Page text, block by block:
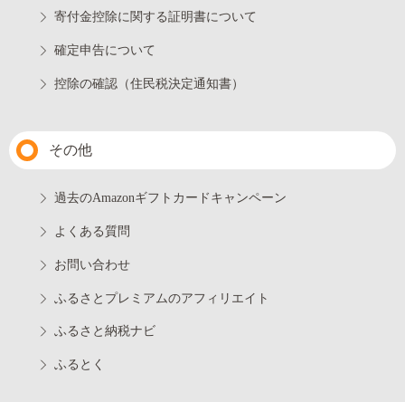
寄付金控除に関する証明書について
確定申告について
控除の確認（住民税決定通知書）
その他
過去のAmazonギフトカードキャンペーン
よくある質問
お問い合わせ
ふるさとプレミアムのアフィリエイト
ふるさと納税ナビ
ふるとく